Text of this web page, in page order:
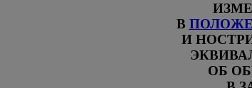
В
И
ОБ